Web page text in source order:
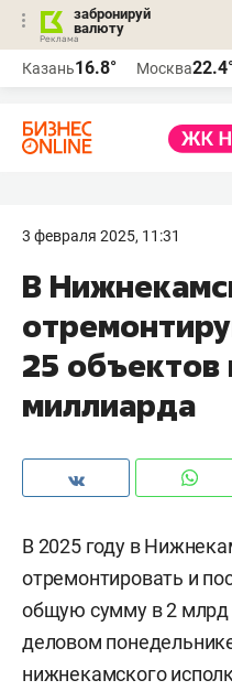
забронируй
валюту
Казань16.8° Москва
3 февраля 2025, 11:31
В
25 объектов
миллиарда
В 2025 году в
отремонтировать и
общую сумму в 2 млрд
деловом
нижнекамского